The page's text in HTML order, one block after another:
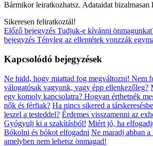
Bármikor leiratkozhatsz. Adataidat bizalmasan
Sikeresen feliratkoztál!
Előző bejegyzés Tudjuk-e kívánni
bejegyzés Tényleg az ellentétek vonzzák
Kapcsolódó bejegyzések
Ne hidd, hogy miattad fog megváltozni! Nem
válogatósak vagyunk, vagy épp ellenkezőleg?
egy komoly kapcsolatra? Hogyan érthetnék
nők és férfiak? Ha nincs sikered a
leszel a testeddel? Érdemes visszamenni az
Gyógyulj ki a szakításból! Miért jó, ha
Bókolni és bókot elfogadni Ne maradj abban a
amelyben nem lehetsz önmagad!